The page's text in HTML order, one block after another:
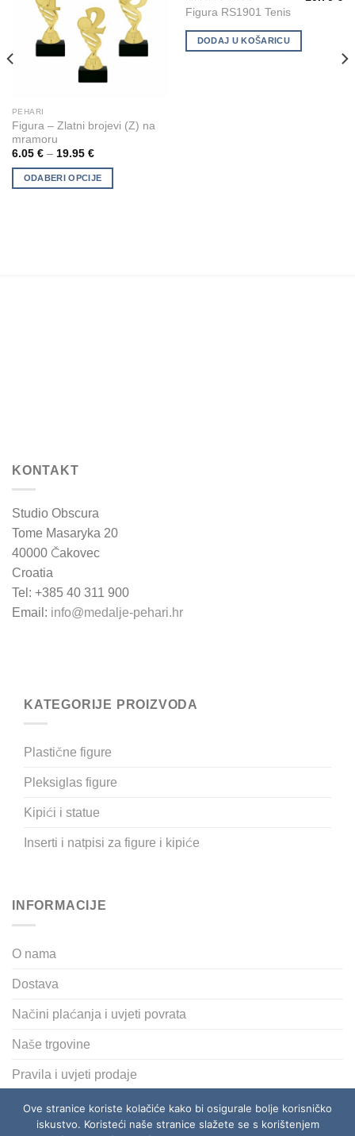
Add to
Wishlist
PEHARI
Figura – Zlatni brojevi (Z) na
mramoru
6.05 €– 19.95 €
ODABERI OPCIJE
This
product
has
variants.
Figura RS1901 Tenis
DODAJ U KOŠARICU
KONTAKT
Studio Obscura
Tome Masaryka 20
40000 Čakovec
Croatia
Tel: +385 40 311 900
Email: info@medalje-pehari.hr
KATEGORIJE PROIZVODA
Plastične figure
Pleksiglas figure
Kipići i statue
Inserti i natpisi za figure i kipiće
INFORMACIJE
O nama
Dostava
Načini plaćanja i uvjeti povrata
Naše trgovine
Pravila i uvjeti prodaje
Polica privatnosti
Ove stranice koriste kolačiće kako bi osigurale bolje korisničko
iskustvo. Koristeći naše stranice slažete se s korištenjem